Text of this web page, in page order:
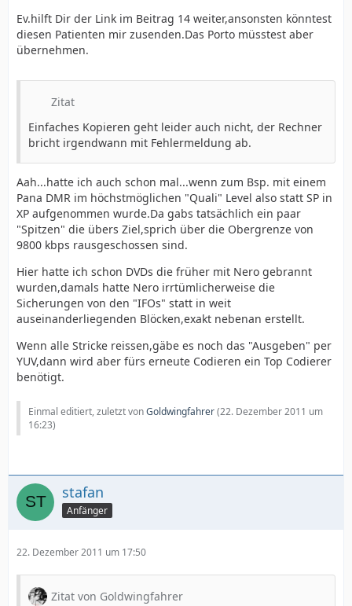
Ev.hilft Dir der Link im Beitrag 14 weiter,ansonsten könntest
diesen Patienten mir zusenden.Das Porto müsstest aber
übernehmen.
Zitat
Einfaches Kopieren geht leider auch nicht, der Rechner
bricht irgendwann mit Fehlermeldung ab.
Aah...hatte ich auch schon mal...wenn zum Bsp. mit einem
Pana DMR im höchstmöglichen "Quali" Level also statt SP in
XP aufgenommen wurde.Da gabs tatsächlich ein paar
"Spitzen" die übers Ziel,sprich über die Obergrenze von
9800 kbps rausgeschossen sind.
Hier hatte ich schon DVDs die früher mit Nero gebrannt
wurden,damals hatte Nero irrtümlicherweise die
Sicherungen von den "IFOs" statt in weit
auseinanderliegenden Blöcken,exakt nebenan erstellt.
Wenn alle Stricke reissen,gäbe es noch das "Ausgeben" per
YUV,dann wird aber fürs erneute Codieren ein Top Codierer
benötigt.
Einmal editiert, zuletzt vonGoldwingfahrer(22. Dezember 2011 um
16:23)
stafan
Anfänger
22. Dezember 2011 um 17:50
Zitat von Goldwingfahrer